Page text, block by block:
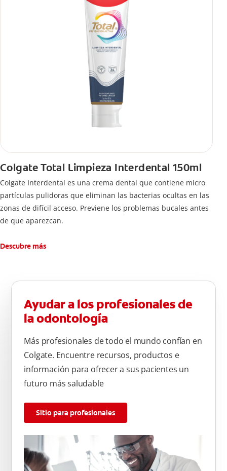
Colgate Total Limpieza Interdental 150ml
Colgate Interdental es una crema dental que contiene micro
partículas pulidoras que eliminan las bacterias ocultas en las
zonas de difícil acceso. Previene los problemas bucales antes
de que aparezcan.
Descubre más
Ayudar a los profesionales de
la odontología
Más profesionales de todo el mundo confían en
Colgate. Encuentre recursos, productos e
información para ofrecer a sus pacientes un
futuro más saludable
Sitio para profesionales